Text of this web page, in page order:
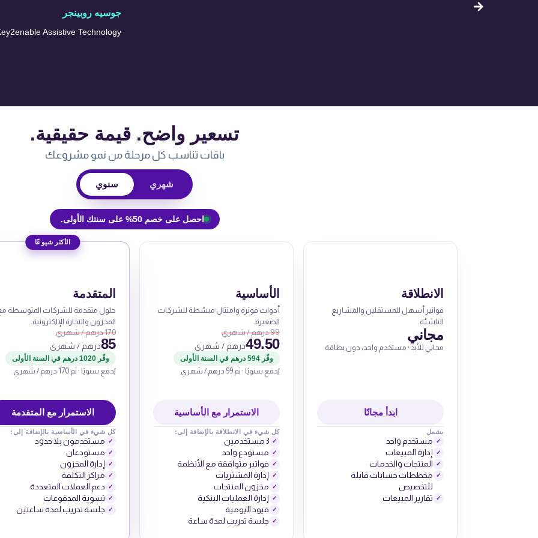
جوسيه روبينجر
Assistive Technology
تسعير واضح. قيمة حقيقية.
باقات تناسب كل مرحلة من نمو مشروعك
شهري سنوي
احصل على خصم 50% على سنتك الأولى.
الانطلاقة
فواتير أسهل للمستقلين والمشاريع
الناشئة.
مجاني
مجاني للأبد · مستخدم واحد، دون بطاقة
ابدأ مجانًا
يشمل
✓ مستخدم واحد
✓ إدارة المبيعات
✓ المنتجات والخدمات
✓
مخططات حسابات قابلة
للتخصيص
✓ تقارير المبيعات
الأساسية
أدوات فوترة وامتثال مبسّطة للشركات
الصغيرة.
99 درهم / شهري
49.50درهم / شهري
وفّر 594 درهم في السنة الأولى
يُدفع سنويًا · ثم 99 درهم / شهري
الاستمرار مع الأساسية
كل شيء في الانطلاقة بالإضافة إلى:
✓ 3 مستخدمين
✓ مستودع واحد
✓ فواتير متوافقة مع الأنظمة
✓ إدارة المشتريات
✓ مخزون المنتجات
✓ إدارة العمليات البنكية
✓ قيود اليومية
✓ جلسة تدريب لمدة ساعة
الأكثر شيوعًا
المتقدمة
حلول متقدمة للشركات المتوسطة
المخزون والتجارة الإلكترونية.
170 درهم / شهري
85درهم / شهري
وفّر 1020 درهم في السنة الأولى
يُدفع سنويًا · ثم 170 درهم / شهري
الاستمرار مع المتقدمة
كل شيء في الأساسية بالإضافة إلى:
✓ مستخدمون بلا حدود
✓ مستودعان
✓ إدارة المخزون
✓ مراكز التكلفة
✓ دعم العملات المتعددة
✓ تسوية المدفوعات
✓ جلسة تدريب لمدة ساعتين